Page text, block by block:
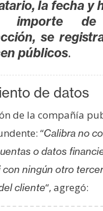
la fecha y
se
públicos.
de datos
de la compañía
“Calibra no
o datos
con ningún otro
cliente“, agregó: